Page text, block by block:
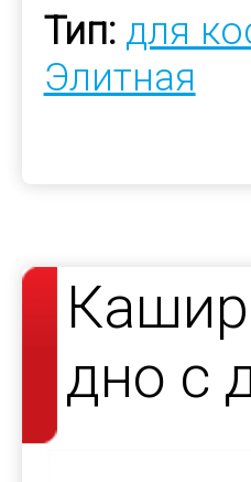
Тип: для
Элитная
дно с